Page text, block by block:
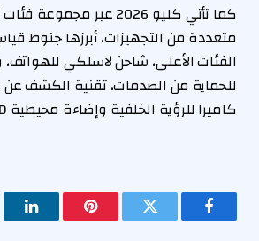
كما تأتي كليو 2026 عبر
الفئات الأعلى، شاحن لاسلكي
للحماية من الصدمات، تقنية الكشف عن
كاميرا للرؤية الخلفية وإضاءة محيطية LED.
فيسبوك تويتر بينتيريست